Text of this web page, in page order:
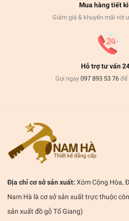
Mua hàng tiết
Giảm giá & khuyến mãi với
Hỗ trợ tư vấn
Gọi ngay 097 893 53 76 để
Địa chỉ cơ sở sản xuất: Xóm Cộng Hòa,
Nam Hà là cơ sở sản xuất trực thuộc
sản xuất đồ gỗ Tố Giang)